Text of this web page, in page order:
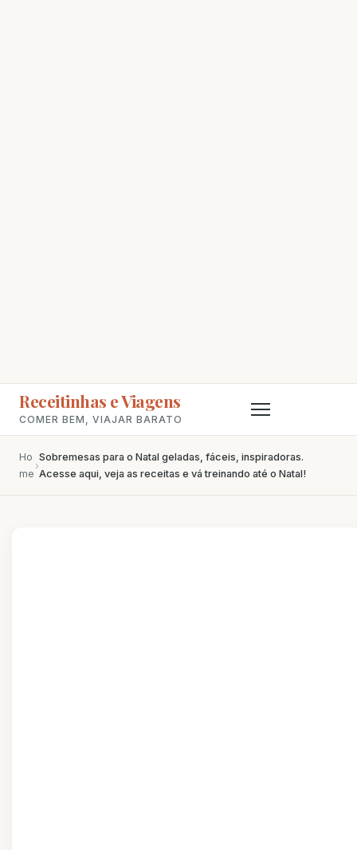
Receitinhas e Viagens
COMER BEM, VIAJAR BARATO
Ho
me
›
Sobremesas para o Natal geladas, fáceis, inspiradoras.
Acesse aqui, veja as receitas e vá treinando até o Natal!